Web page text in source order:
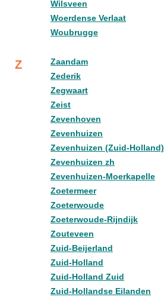
Wilsveen
Woerdense Verlaat
Woubrugge
Z
Zaandam
Zederik
Zegwaart
Zeist
Zevenhoven
Zevenhuizen
Zevenhuizen (Zuid-Holland)
Zevenhuizen zh
Zevenhuizen-Moerkapelle
Zoetermeer
Zoeterwoude
Zoeterwoude-Rijndijk
Zouteveen
Zuid-Beijerland
Zuid-Holland
Zuid-Holland Zuid
Zuid-Hollandse Eilanden